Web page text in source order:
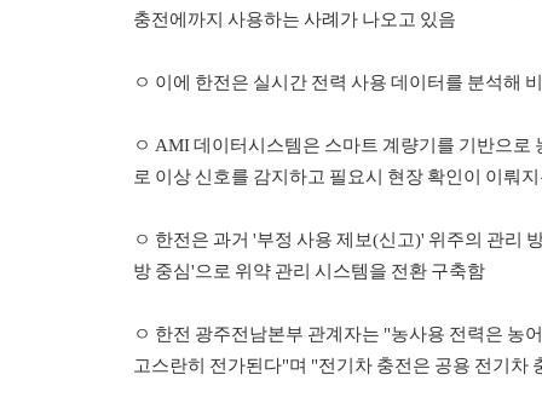
충전에까지 사용하는 사례가 나오고 있음
ㅇ 이에 한전은 실시간 전력 사용 데이터를 분석해
ㅇ AMI 데이터시스템은 스마트 계량기를 기반으로
로 이상 신호를 감지하고 필요시 현장 확인이 이뤄
ㅇ 한전은 과거 '부정 사용 제보(신고)' 위주의 관리
방 중심'으로 위약 관리 시스템을 전환 구축함
ㅇ 한전 광주전남본부 관계자는 "농사용 전력은 농
고스란히 전가된다"며 "전기차 충전은 공용 전기차